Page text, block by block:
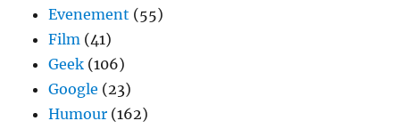
Evenement (55)
Film (41)
Geek (106)
Google (23)
Humour (162)